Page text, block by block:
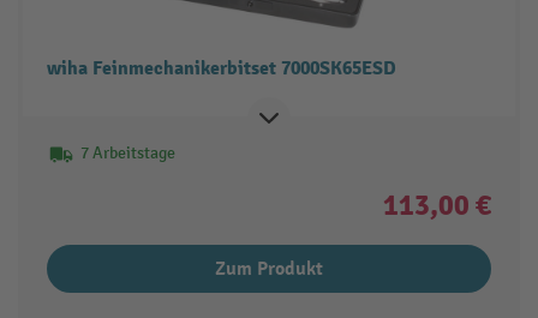
wiha Feinmechanikerbitset 7000SK65ESD
7 Arbeitstage
113,00 €
Zum Produkt